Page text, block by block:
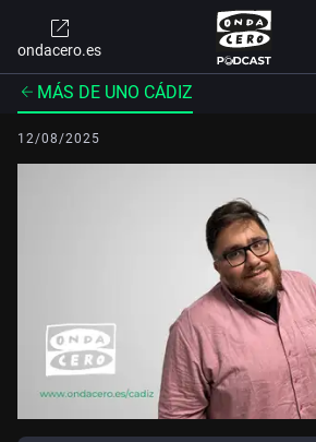
ondacero.es
MÁS DE UNO CÁDIZ
12/08/2025